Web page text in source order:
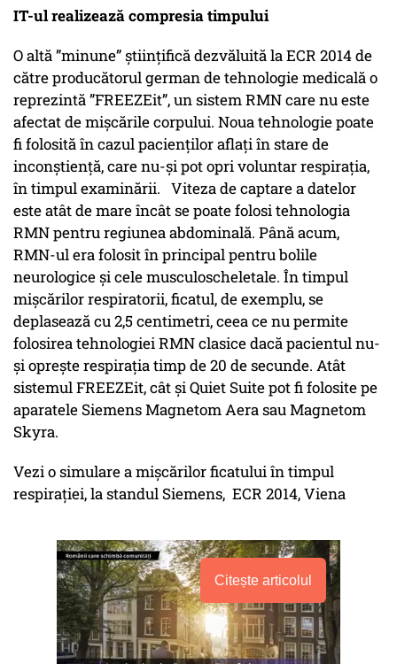
IT-ul realizează compresia timpului
O altă ”minune” științifică dezvăluită la ECR 2014 de
către producătorul german de tehnologie medicală o
reprezintă ”FREEZEit”, un sistem RMN care nu este
afectat de mișcările corpului. Noua tehnologie poate
fi folosită în cazul pacienților aflați în stare de
inconștiență, care nu-și pot opri voluntar respirația,
în timpul examinării. Viteza de captare a datelor
este atât de mare încât se poate folosi tehnologia
RMN pentru regiunea abdominală. Până acum,
RMN-ul era folosit în principal pentru bolile
neurologice și cele musculoscheletale. În timpul
mișcărilor respiratorii, ficatul, de exemplu, se
deplasează cu 2,5 centimetri, ceea ce nu permite
folosirea tehnologiei RMN clasice dacă pacientul nu-
și oprește respirația timp de 20 de secunde. Atât
sistemul FREEZEit, cât și Quiet Suite pot fi folosite pe
aparatele Siemens Magnetom Aera sau Magnetom
Skyra.
Vezi o simulare a mișcărilor ficatului în timpul
respirației, la standul Siemens, ECR 2014, Viena
Citește articolul